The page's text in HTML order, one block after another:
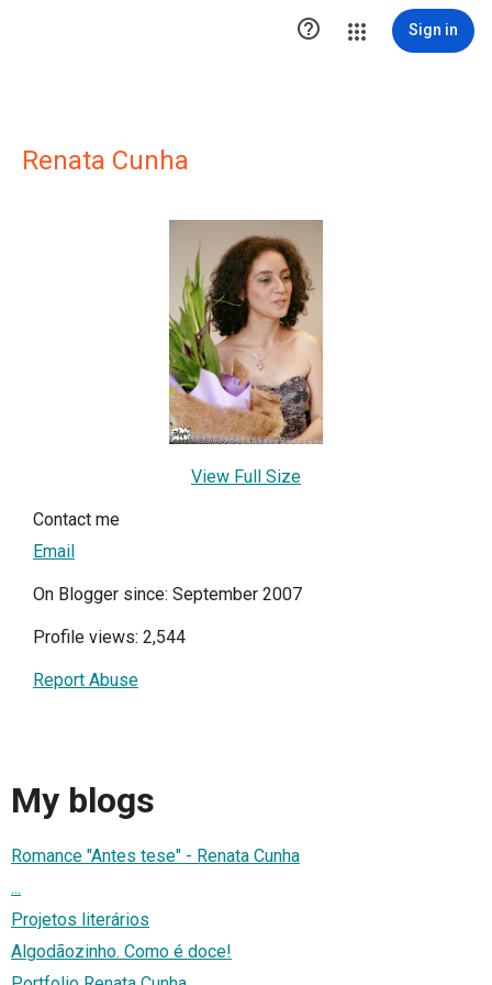
 Sign in
Renata Cunha
View Full Size
Contact me
Email
On Blogger since: September 2007
Profile views: 2,544
Report Abuse
My blogs
Romance "Antes tese" - Renata Cunha
...
Projetos literários
Algodãozinho. Como é doce!